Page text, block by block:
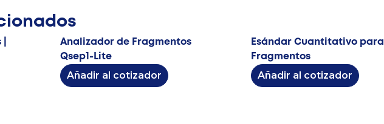
Analizador de Fragmentos
Qsep1-Lite
Añadir al cotizador
Esándar Cuantitativo para
Fragmentos
Añadir al cotizador